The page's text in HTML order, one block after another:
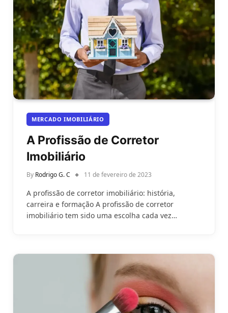
MERCADO IMOBILIÁRIO
A Profissão de Corretor
Imobiliário
By Rodrigo G. C 11 de fevereiro de 2023
A profissão de corretor imobiliário: história,
carreira e formação A profissão de corretor
imobiliário tem sido uma escolha cada vez…